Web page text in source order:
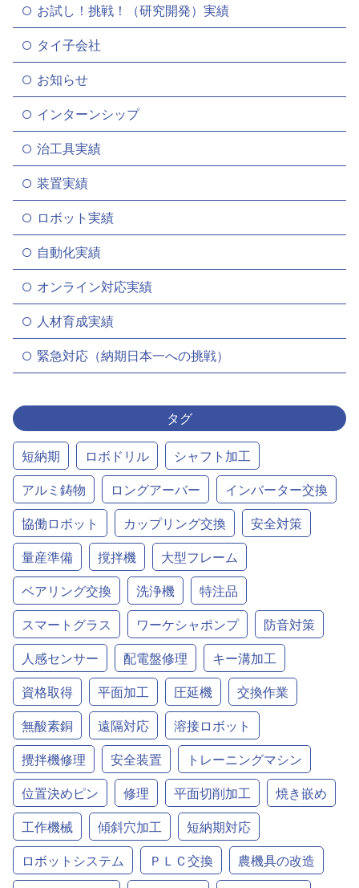
お試し！挑戦！（研究開発）実績
タイ子会社
お知らせ
インターンシップ
治工具実績
装置実績
ロボット実績
自動化実績
オンライン対応実績
人材育成実績
緊急対応（納期日本一への挑戦）
タグ
短納期 ロボドリル
シャフト加工
アルミ鋳物
ロングアーバー
インバーター交換
協働ロボット
カップリング交換
安全対策
量産準備
撹拌機
大型フレーム
ベアリング交換
洗浄機
特注品
スマートグラス
ワーケシャポンプ
防音対策
人感センサー
配電盤修理
キー溝加工
資格取得
平面加工 圧延機
交換作業
無酸素銅
遠隔対応
溶接ロボット
攪拌機修理
安全装置
トレーニングマシン
位置決めピン
修理 平面切削加工
焼き嵌め
工作機械
傾斜穴加工
短納期対応
ロボットシステム
ＰＬＣ交換
農機具の改造